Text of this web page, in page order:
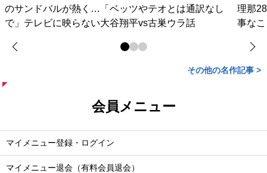
のサンドバルが熱く…「ベッツやテオとは通訳なし
で」テレビに映らない大谷翔平vs古巣ウラ話
理那
事な
その他の名作記事 >
会員メニュー
マイメニュー登録・ログイン
マイメニュー退会（有料会員退会）